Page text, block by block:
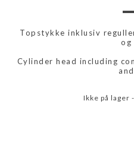
Topstykke inklusiv
og
Cylinder head including
Ikke på lager